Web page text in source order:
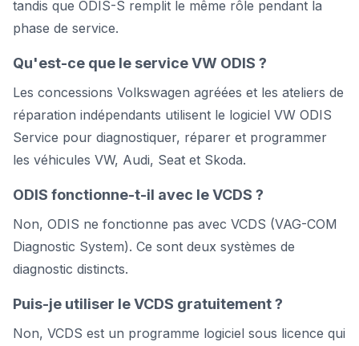
tandis que ODIS-S remplit le même rôle pendant la
phase de service.
Qu'est-ce que le service VW ODIS ?
Les concessions Volkswagen agréées et les ateliers de
réparation indépendants utilisent le logiciel VW ODIS
Service pour diagnostiquer, réparer et programmer
les véhicules VW, Audi, Seat et Skoda.
ODIS fonctionne-t-il avec le VCDS ?
Non, ODIS ne fonctionne pas avec VCDS (VAG-COM
Diagnostic System). Ce sont deux systèmes de
diagnostic distincts.
Puis-je utiliser le VCDS gratuitement ?
Non, VCDS est un programme logiciel sous licence qui